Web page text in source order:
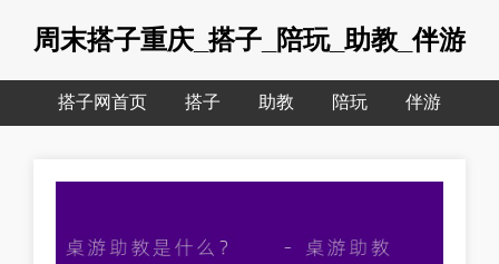
周末搭子重庆_搭子_陪玩_助教_伴游
搭子网首页 搭子 助教 陪玩 伴游